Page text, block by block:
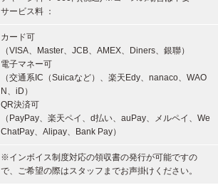
サービス料 ：
カード可
（VISA、Master、JCB、AMEX、Diners、銀聯）
電子マネー可
（交通系IC（Suicaなど）、楽天Edy、nanaco、WAO
N、iD）
QR決済可
（PayPay、楽天ペイ、d払い、auPay、メルペイ、We
ChatPay、Alipay、Bank Pay）
※インボイス制度対応の領収書の発行が可能ですの
で、ご希望の際はスタッフまでお声掛けください。